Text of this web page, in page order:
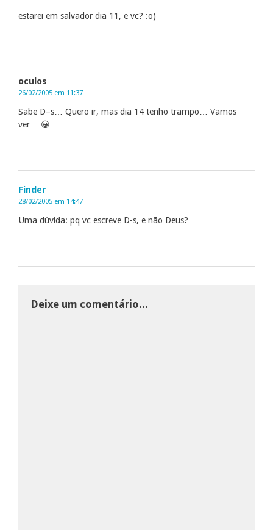
estarei em salvador dia 11, e vc? :o)
oculos
26/02/2005 em 11:37
Sabe D–s… Quero ir, mas dia 14 tenho trampo… Vamos
ver… 😀
Finder
28/02/2005 em 14:47
Uma dúvida: pq vc escreve D-s, e não Deus?
Deixe um comentário...